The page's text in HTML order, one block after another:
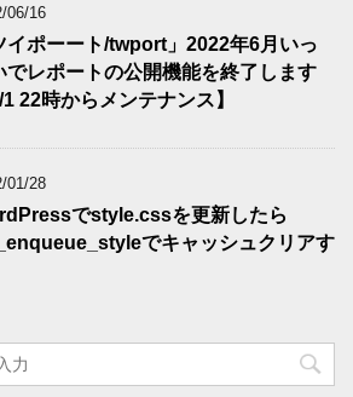
06/16
イポーート/twport」2022年6月いっ
でレポートの公開機能を終了します
1 22時からメンテナンス】
01/28
でstyle.cssを更新したら
でキャッシュクリアす